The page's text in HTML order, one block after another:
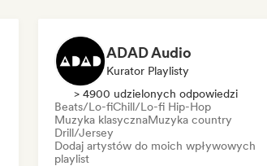
ADAD Audio
Kurator Playlisty
> 4900 udzielonych odpowiedzi
Beats/Lo-fiChill/Lo-fi Hip-Hop
Muzyka klasycznaMuzyka country
Drill/Jersey
Dodaj artystów do moich wpływowych
playlist